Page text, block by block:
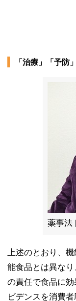
「治療」「予防
薬事法
上述のとおり、
能食品とは異な
の責任で食品に
ビデンスを消費